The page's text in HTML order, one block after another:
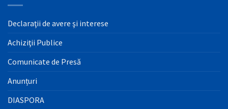
Declaraţii de avere şi interese
Achiziţii Publice
Comunicate de Presă
Anunțuri
DIASPORA